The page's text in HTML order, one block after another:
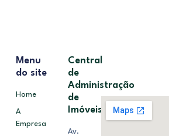
Menu
do site
Home
A
Empresa
Central
de
Administração
de
Imóveis
Av.